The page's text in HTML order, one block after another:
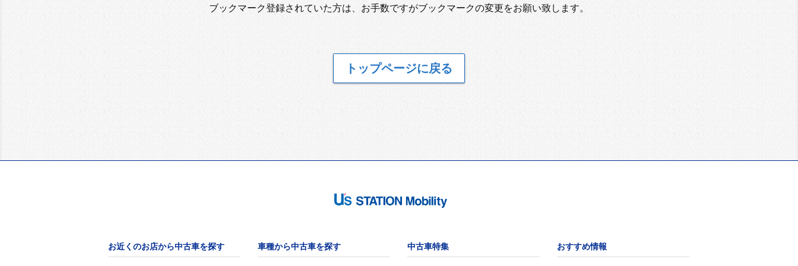
ブックマーク登録されていた方は、お手数ですがブックマークの変更をお願い致します。
トップページに戻る
お近くのお店から中古車を探す 車種から中古車を探す 中古車特集 おすすめ情報